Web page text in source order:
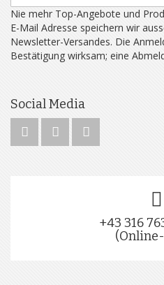
Nie mehr Top-Angebote und
E-Mail Adresse speichern wir
Newsletter-Versandes. Die
Bestätigung wirksam; eine
Social Media
+43 316